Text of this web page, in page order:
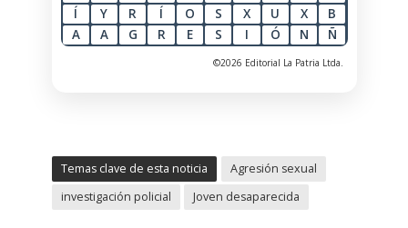
Í
Y R Í O S X U X
B
A
A G R E S I Ó N Ñ
©2026 Editorial La Patria Ltda.
Temas clave de esta noticia
Agresión sexual
investigación policial
Joven desaparecida